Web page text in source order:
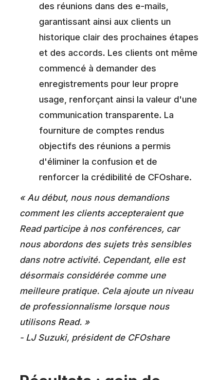
des réunions dans des e-mails,
garantissant ainsi aux clients un
historique clair des prochaines étapes
et des accords. Les clients ont même
commencé à demander des
enregistrements pour leur propre
usage, renforçant ainsi la valeur d'une
communication transparente. La
fourniture de comptes rendus
objectifs des réunions a permis
d'éliminer la confusion et de
renforcer la crédibilité de CFOshare.
« Au début, nous nous demandions
comment les clients accepteraient que
Read participe à nos conférences, car
nous abordons des sujets très sensibles
dans notre activité. Cependant, elle est
désormais considérée comme une
meilleure pratique. Cela ajoute un niveau
de professionnalisme lorsque nous
utilisons Read. »
- LJ Suzuki, président de CFOshare